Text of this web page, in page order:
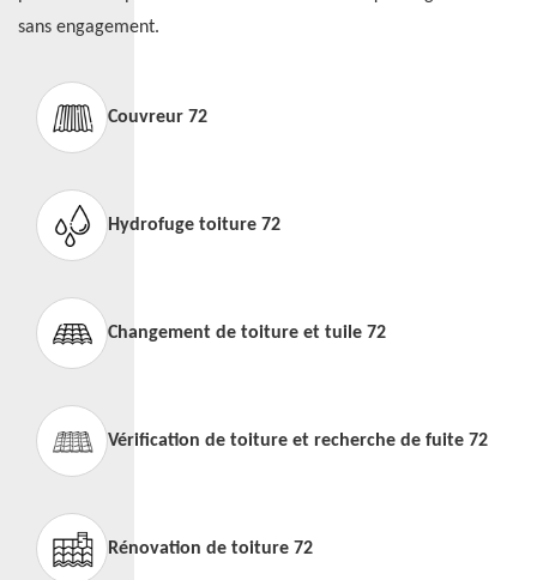
sans engagement.
Couvreur 72
Hydrofuge toiture 72
Changement de toiture et tuile 72
Vérification de toiture et recherche de fuite 72
Rénovation de toiture 72